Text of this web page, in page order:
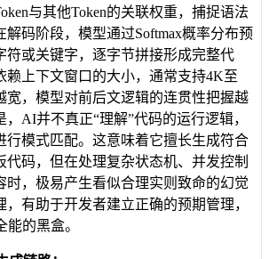
与其他Token的关联权重，捕捉语法
码阶段，模型通过Softmax概率分布预
符或关键字，逐字节拼接形成完整代
赖上下文窗口的大小，通常支持4K至
宽，模型对前后文逻辑的连贯性把握越
AI并不真正“理解”代码的运行逻辑，
行模式匹配。这意味着它擅长生成符合
代码，但在处理复杂状态机、并发控制
时，极易产生看似合理实则致命的幻觉
有助于开发者建立正确的预期管理，
的黑盒。